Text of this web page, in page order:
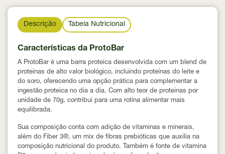
Descrição Tabela Nutricional
Características da ProtoBar
A ProtoBar é uma barra proteica desenvolvida com um blend de
proteínas de alto valor biológico, incluindo proteínas do leite e
do soro, oferecendo uma opção prática para complementar a
ingestão proteica no dia a dia. Com alto teor de proteínas por
unidade de 70g, contribui para uma rotina alimentar mais
equilibrada.
Sua composição conta com adição de vitaminas e minerais,
além do Fiber 3®, um mix de fibras prebióticas que auxilia na
composição nutricional do produto. Também é fonte de vitamina